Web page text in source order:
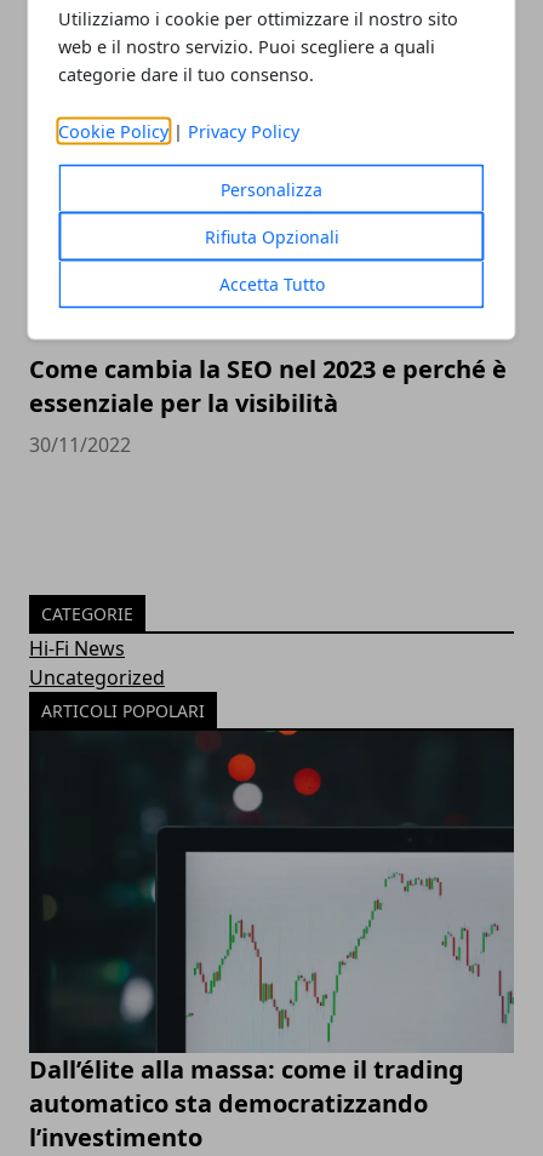
Utilizziamo i cookie per ottimizzare il nostro sito
web e il nostro servizio. Puoi scegliere a quali
categorie dare il tuo consenso.
Cookie Policy | Privacy Policy
Personalizza
Rifiuta Opzionali
Accetta Tutto
Valutazione orologi Rolex online, come
scegliere il miglior compro Rolex online
Come cambia la SEO nel 2023 e perché è
essenziale per la visibilità
30/11/2022
CATEGORIE
Hi-Fi News
Uncategorized
ARTICOLI POPOLARI
Dall’élite alla massa: come il trading
automatico sta democratizzando
l’investimento